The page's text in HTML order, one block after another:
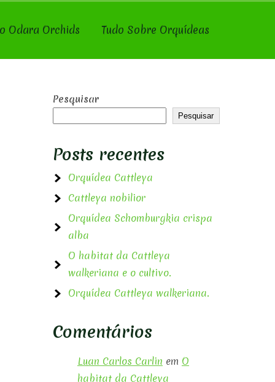
Odara Orchids Tudo Sobre Orquídeas
Pesquisar
Pesquisar
Posts recentes
Orquídea Cattleya
Cattleya nobilior
Orquídea Schomburgkia crispa
alba
O habitat da Cattleya
walkeriana e o cultivo.
Orquídea Cattleya walkeriana.
Comentários
Luan Carlos Carlin em O
habitat da Cattleya